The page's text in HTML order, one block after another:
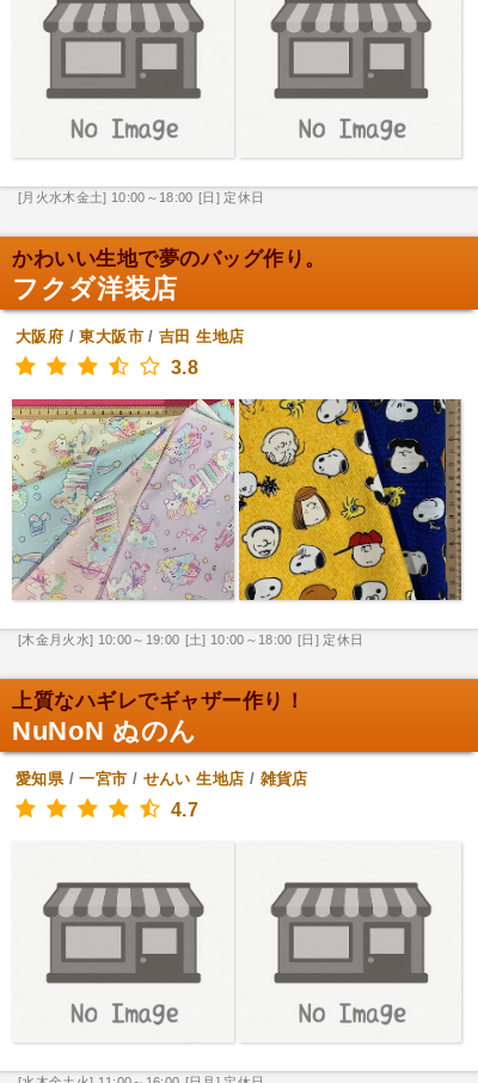
[月火水木金土] 10:00～18:00 [日] 定休日
かわいい生地で夢のバッグ作り。
フクダ洋装店
大阪府 /東大阪市/吉田 生地店
3.8
[木金月火水] 10:00～19:00 [土] 10:00～18:00 [日] 定休日
上質なハギレでギャザー作り！
NuNoN ぬのん
愛知県/一宮市 / せんい 生地店 / 雑貨店
4.7